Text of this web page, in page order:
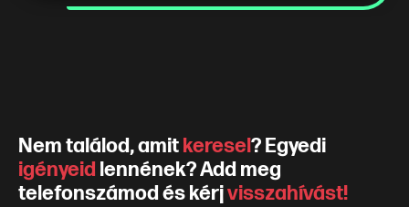
Nem találod, amitkeresel? Egyedi
igényeidlennének? Add meg
telefonszámod és kérjvisszahívást!